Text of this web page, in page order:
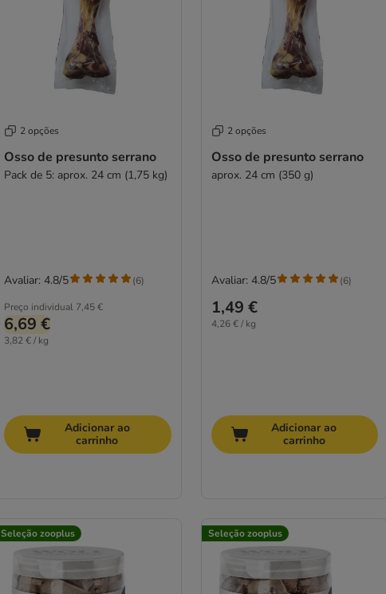
2 opções
Osso de presunto serrano
Pack de 5: aprox. 24 cm (1,75 kg)
Preço individual 7,45 €
6,69 €
3,82 € / kg
Avaliar: 4.8/5 (6)
Adicionar ao
carrinho
2 opções
Osso de presunto serrano
aprox. 24 cm (350 g)
1,49 €
4,26 € / kg
Avaliar: 4.8/5 (6)
Adicionar ao
carrinho
Seleção zooplus Seleção zooplus